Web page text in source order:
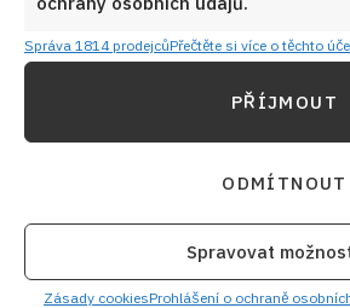
Správa 1814 prodejcůPřečtěte si více o těchto
PŘÍJMOUT
ODMÍTNOUT
Spravovat
Zásady cookiesProhlášení o ochraně